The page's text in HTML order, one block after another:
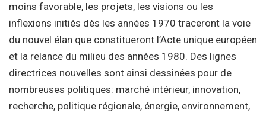
moins favorable, les projets, les visions ou les
inflexions initiés dès les années 1970 traceront la voie
du nouvel élan que constitueront l’Acte unique européen
et la relance du milieu des années 1980. Des lignes
directrices nouvelles sont ainsi dessinées pour de
nombreuses politiques: marché intérieur, innovation,
recherche, politique régionale, énergie, environnement,